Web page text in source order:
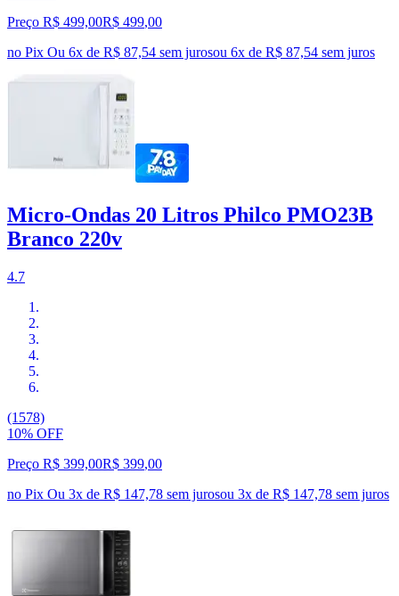
Preço R$ 499,00R$ 499,00
no Pix Ou 6x de R$ 87,54 sem jurosou 6x de R$ 87,54 sem juros
Micro-Ondas 20 Litros Philco PMO23B
Branco 220v
4.7
(1578)
10% OFF
Preço R$ 399,00R$ 399,00
no Pix Ou 3x de R$ 147,78 sem jurosou 3x de R$ 147,78 sem juros